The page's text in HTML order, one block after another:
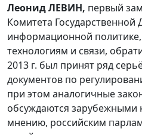
Леонид ЛЕВИН, первый
Комитета
информационной
технологиям и связи,
2013 г. был принят ряд
документов по
при этом аналогичные
обсуждаются зарубежными
мнению, российским